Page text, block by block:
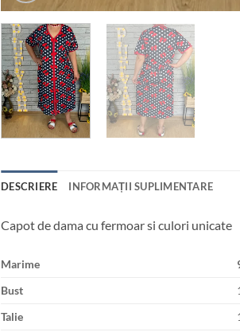
DESCRIERE INFORMAȚII SUPLIMENTARE
Capot de dama cu fermoar si culori unicate
Marime
Bust
Talie